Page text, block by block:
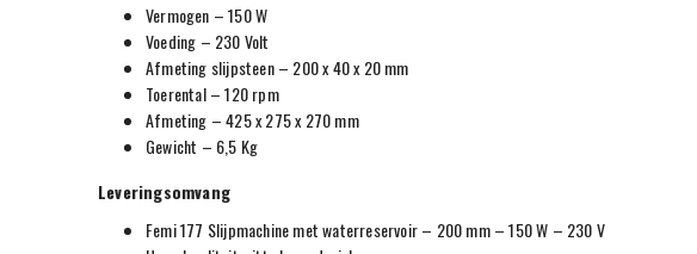
Vermogen – 150 W
Voeding – 230 Volt
Afmeting slijpsteen – 200 x 40 x 20 mm
Toerental – 120 rpm
Afmeting – 425 x 275 x 270 mm
Gewicht – 6,5 Kg
Leveringsomvang
Femi 177 Slijpmachine met waterreservoir – 200 mm – 150 W – 230 V